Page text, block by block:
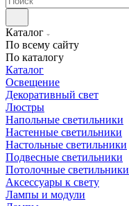
Каталог
По всему сайту
По каталогу
Каталог
Освещение
Декоративный свет
Люстры
Напольные светильники
Настенные светильники
Настольные светильники
Подвесные светильники
Потолочные светильники
Аксессуары к свету
Лампы и модули